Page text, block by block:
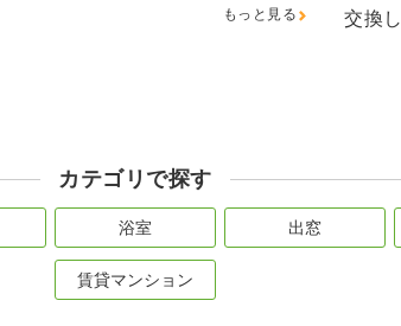
もっと見る
交換
カテゴリで探す
浴室 出窓
賃貸マンション